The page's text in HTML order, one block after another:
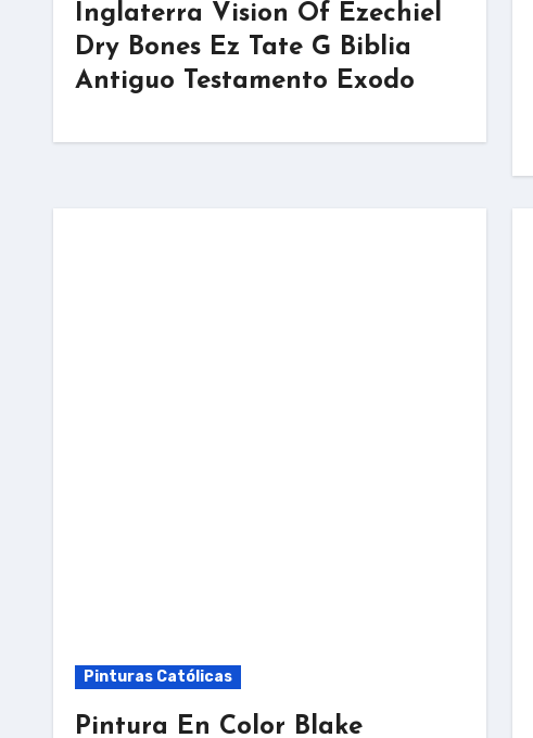
Inglaterra Vision Of Ezechiel
Dry Bones Ez Tate G Biblia
Antiguo Testamento Exodo
Pinturas Católicas
Pintura En Color Blake